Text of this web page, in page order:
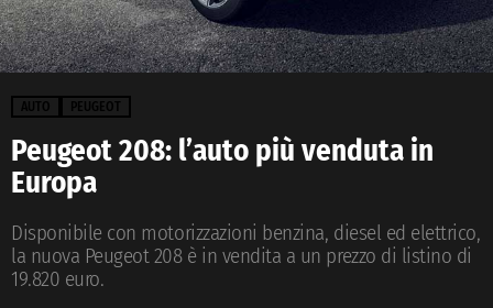
AUTO PEUGEOT
Peugeot 208: l’auto più venduta in
Europa
Disponibile con motorizzazioni benzina, diesel ed elettrico,
la nuova Peugeot 208 è in vendita a un prezzo di listino di
19.820 euro.